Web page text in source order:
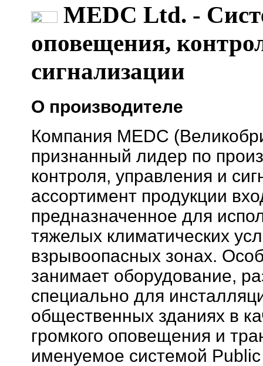
MEDC Ltd. -
оповещения,
сигнализации
О производителе
Компания MEDC
признанный лидер по
контроля, управления и
ассортимент продукции
предназначенное для
тяжелых климатических
взрывоопасных зонах.
занимает оборудование,
специально для
общественных зданиях в
громкого оповещения и
именуемое системой